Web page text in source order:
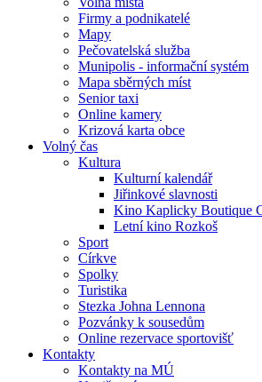
Firmy a podnikatelé
Mapy
Pečovatelská služba
Munipolis - informační systém
Mapa sběrných míst
Senior taxi
Online kamery
Krizová karta obce
Volný čas
Kultura
Kulturní kalendář
Jiřinkové slavnosti
Kino Kaplicky Boutique
Letní kino Rozkoš
Sport
Církve
Spolky
Turistika
Stezka Johna Lennona
Pozvánky k sousedům
Online rezervace sportovišť
Kontakty
Kontakty na MÚ